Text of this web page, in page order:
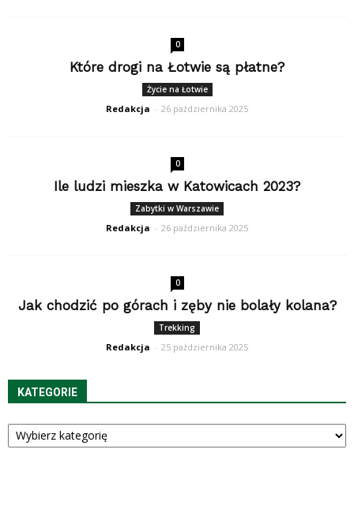
0
Które drogi na Łotwie są płatne?
Życie na Łotwie
Redakcja - 26 października 2025
0
Ile ludzi mieszka w Katowicach 2023?
Zabytki w Warszawie
Redakcja - 26 października 2025
0
Jak chodzić po górach i zęby nie bolały kolana?
Trekking
Redakcja - 25 października 2025
KATEGORIE
Kategorie